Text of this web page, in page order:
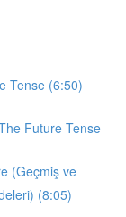
Tense (6:50)
Future Tense
(Geçmiş ve
(8:05)